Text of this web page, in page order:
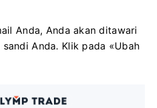
Anda, Anda akan ditawari
Anda. Klik pada «Ubah